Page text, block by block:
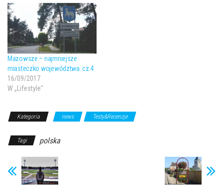
Mazowsze – najmniejsze
miasteczko województwa. cz.4
16/09/2017
W „Lifestyle"
Kategoria news Testy&Recenzje
Tagi polska